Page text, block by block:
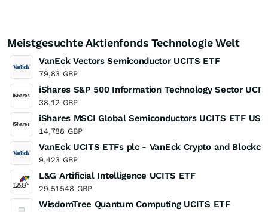
Meistgesuchte Aktienfonds Technologie Welt
VanEck Vectors Semiconductor UCITS ETF
79,83 GBP
iShares S&P 500 Information Technology Sector
38,12 GBP
iShares MSCI Global Semiconductors UCITS ETF
14,788 GBP
VanEck UCITS ETFs plc - VanEck Crypto and
9,423 GBP
L&G Artificial Intelligence UCITS ETF
29,51548 GBP
WisdomTree Quantum Computing UCITS ETF